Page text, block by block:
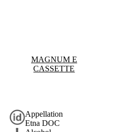
MAGNUM E
CASSETTE
Appellation
Etna DOC